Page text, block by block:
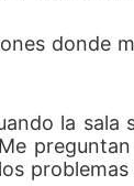
donde
la
problemas